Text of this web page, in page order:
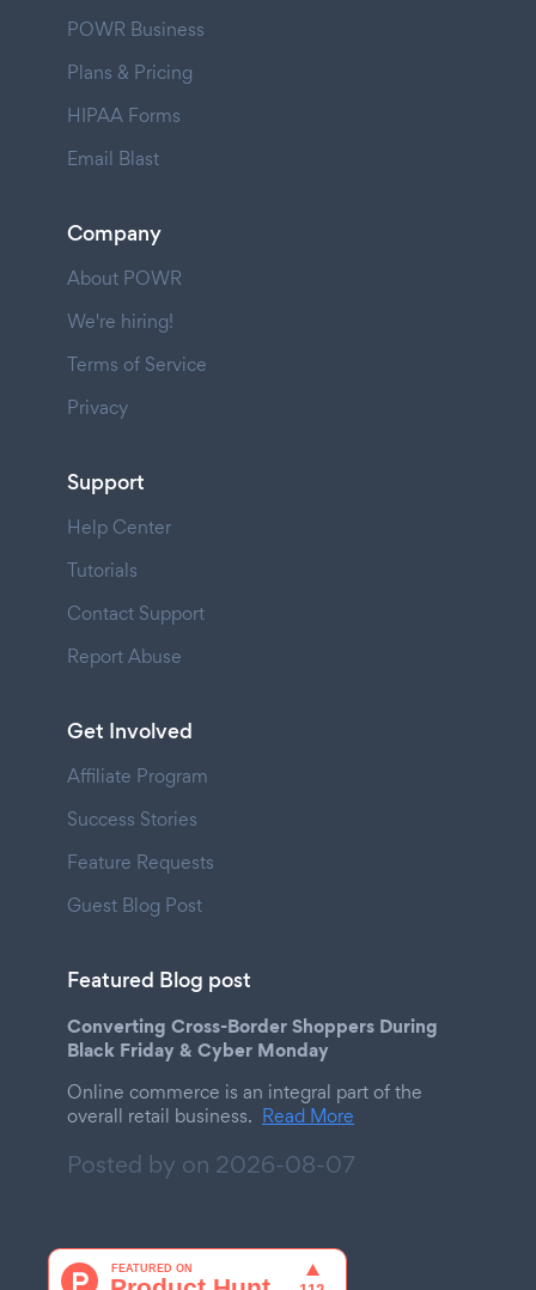
POWR Business
Plans & Pricing
HIPAA Forms
Email Blast
Company
About POWR
We're hiring!
Terms of Service
Privacy
Support
Help Center
Tutorials
Contact Support
Report Abuse
Get Involved
Affiliate Program
Success Stories
Feature Requests
Guest Blog Post
Featured Blog post
Converting Cross-Border Shoppers During
Black Friday & Cyber Monday
Online commerce is an integral part of the
overall retail business. Read More
Posted by on 2026-08-07